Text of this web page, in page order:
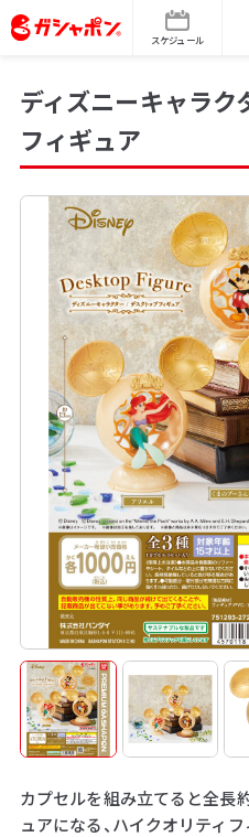
スケジュール
ディズニーキャラ
フィギュア
カプセルを組み立てると全長
ュアになる、ハイクオリティ